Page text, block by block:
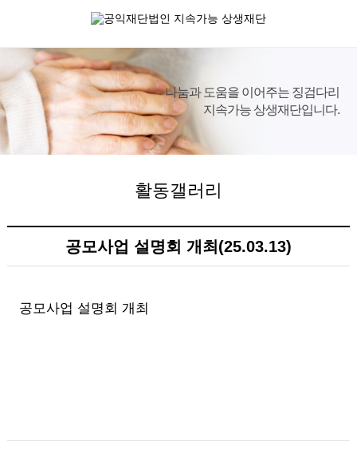
나눔과 도움을 이어주는 징검다리
지속가능 상생재단입니다.
활동갤러리
공모사업 설명회 개최(25.03.13)
공모사업 설명회 개최